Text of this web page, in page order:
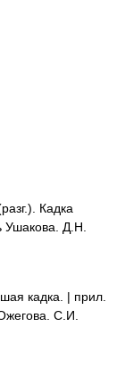
Кадка
Ушакова. Д.Н.
кадка. | прил.
С.И.